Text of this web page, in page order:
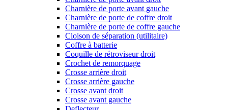
Charnière de porte avant gauche
Charnière de porte de coffre droit
Charnière de porte de coffre gauche
Cloison de séparation (utilitaire)
Coffre à batterie
Coquille de rétroviseur droit
Crochet de remorquage
Crosse arrière droit
Crosse arrière gauche
Crosse avant droit
Crosse avant gauche